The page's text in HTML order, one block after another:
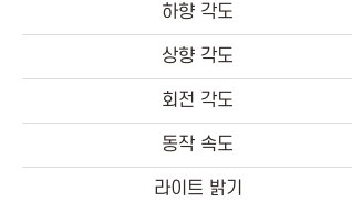
하향 각도
상향 각도
회전 각도
동작 속도
라이트 밝기